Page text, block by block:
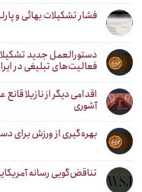
فشار تشکیلات بهائی و
دستورالعمل جدید
فعالیت‌های تبلیغی در
اقدامی دیگر از نازیلا
آشوری
بهره‌گیری از ورزش برای
تناقض‌گویی رسانه